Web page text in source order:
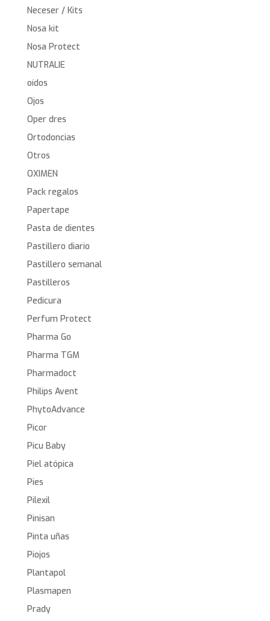
Neceser / Kits
Nosa kit
Nosa Protect
NUTRALIE
oídos
Ojos
Oper dres
Ortodoncias
Otros
OXIMEN
Pack regalos
Papertape
Pasta de dientes
Pastillero diario
Pastillero semanal
Pastilleros
Pedicura
Perfum Protect
Pharma Go
Pharma TGM
Pharmadoct
Philips Avent
PhytoAdvance
Picor
Picu Baby
Piel atópica
Pies
Pilexil
Pinisan
Pinta uñas
Piojos
Plantapol
Plasmapen
Prady